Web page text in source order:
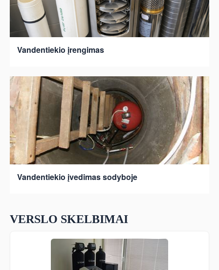
Vandentiekio įrengimas
Vandentiekio įvedimas sodyboje
VERSLO SKELBIMAI